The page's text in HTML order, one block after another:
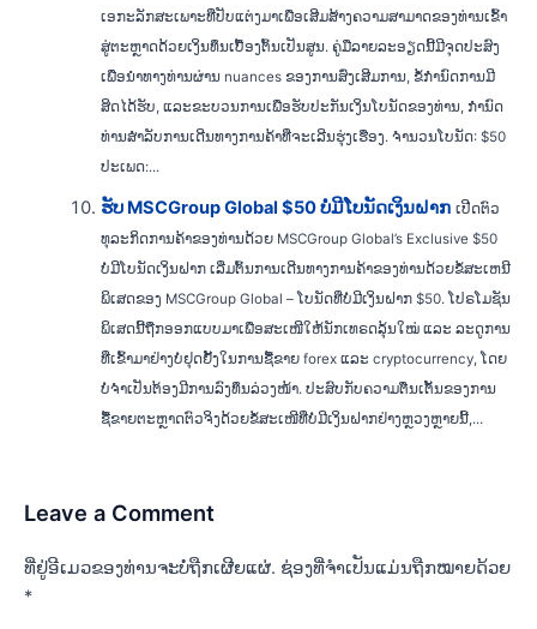
ເອກະລັກສະເພາະທີ່ປັບແຕ່ງມາເພື່ອເສີມສ້າງຄວາມສາມາດຂອງທ່ານເຂົ້າ
ສູ່ຕະຫຼາດດ້ວຍເງິນທຶນເບື້ອງຕົ້ນເປັນສູນ. ຄູ່ມືລາຍລະອຽດນີ້ມີຈຸດປະສົງ
ເພື່ອນໍາທາງທ່ານຜ່ານ nuances ຂອງການສົ່ງເສີມການ, ຂໍ້ກໍານົດການມີ
ສິດໄດ້ຮັບ, ແລະຂະບວນການເພື່ອຮັບປະກັນເງິນໂບນັດຂອງທ່ານ, ກໍານົດ
ທ່ານສໍາລັບການເດີນທາງການຄ້າທີ່ຈະເລີນຮຸ່ງເຮືອງ. ຈຳນວນໂບນັດ: $50
ປະເພດ:...
ຮັບ MSCGroup Global $50 ບໍ່ມີໂບນັດເງິນຝາກ ເປີດຕົວ
ທຸລະກິດການຄ້າຂອງທ່ານດ້ວຍ MSCGroup Global’s Exclusive $50
ບໍ່ມີໂບນັດເງິນຝາກ ເລີ່ມຕົ້ນການເດີນທາງການຄ້າຂອງທ່ານດ້ວຍຂໍ້ສະເຫນີ
ພິເສດຂອງ MSCGroup Global – ໂບນັດທີ່ບໍ່ມີເງິນຝາກ $50. ໂປຣໂມຊັນ
ພິເສດນີ້ຖືກອອກແບບມາເພື່ອສະເໜີໃຫ້ນັກເທຣດລຸ້ນໃໝ່ ແລະ ລະດູການ
ທີ່ເຂົ້າມາຢ່າງບໍ່ຢຸດຢັ້ງໃນການຊື້ຂາຍ forex ແລະ cryptocurrency, ໂດຍ
ບໍ່ຈໍາເປັນຕ້ອງມີການລົງທຶນລ່ວງໜ້າ. ປະສົບກັບຄວາມຕື່ນເຕັ້ນຂອງການ
ຊື້ຂາຍຕະຫຼາດຕົວຈິງດ້ວຍຂໍ້ສະເໜີທີ່ບໍ່ມີເງິນຝາກຢ່າງຫຼວງຫຼາຍນີ້,...
Leave a Comment
ທີ່ຢູ່ອີເມວຂອງທ່ານຈະບໍ່ຖືກເຜີຍແຜ່. ຊ່ອງທີ່ຈຳເປັນແມ່ນຖືກໝາຍດ້ວຍ
*